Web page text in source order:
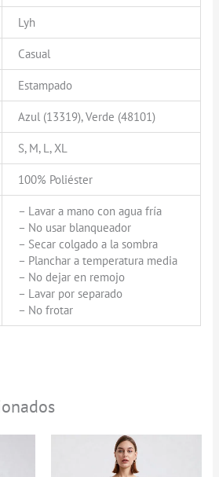
Lyh
Casual
Estampado
Azul (13319), Verde (48101)
S, M, L, XL
100% Poliéster
– Lavar a mano con agua fría
– No usar blanqueador
– Secar colgado a la sombra
– Planchar a temperatura media
– No dejar en remojo
– Lavar por separado
– No frotar